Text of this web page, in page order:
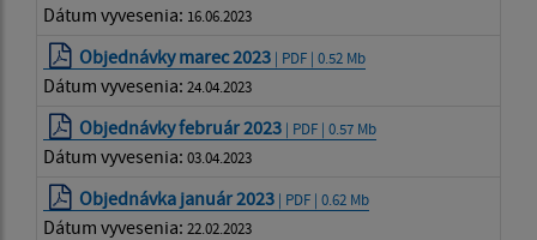
Dátum vyvesenia: 16.06.2023
Objednávky marec 2023 | PDF | 0.52 Mb
Dátum vyvesenia: 24.04.2023
Objednávky február 2023 | PDF | 0.57 Mb
Dátum vyvesenia: 03.04.2023
Objednávka január 2023 | PDF | 0.62 Mb
Dátum vyvesenia: 22.02.2023